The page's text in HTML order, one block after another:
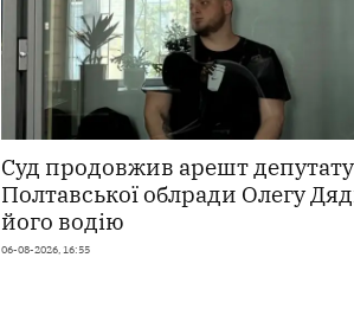
Суд продовжив арешт депутату
Полтавської облради Олегу
його водію
06-08-2026, 16:55